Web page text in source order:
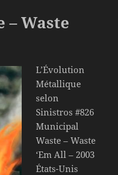
– Waste
L’Évolution
Métallique
selon
Sinistros #826
Municipal
Waste – Waste
‘Em All – 2003
États-Unis